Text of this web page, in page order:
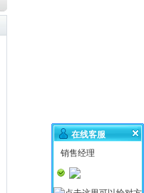
在线客服
销售经理